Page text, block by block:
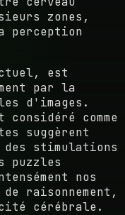
zones,
perception
est
par la
d'images.
comme
suggèrent
stimulations
puzzles
nos
raisonnement,
cérébrale.